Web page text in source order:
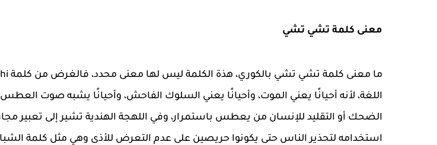
معنى كلمة تشي تشي
اللغة، لأنه أحيانًا يعني الموت، وأحيانًا يعني السلوك الفاحش، وأحيانًا يشبه صوت
الضحك أو التقليد للإنسان من يعطس باستمرار، وفي اللهجة الهندية تشير إلى تعبير
استخدامه لتحذير الناس حتى يكونوا حريصين على عدم التعرض للأذى وهي مثل كلمة